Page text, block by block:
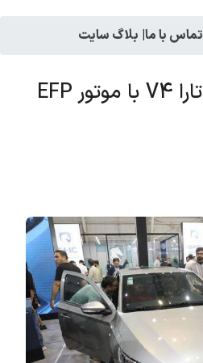
تماس با ما| بلاگ سایت
نسخه توربوشارژ تارا V4 با موتور EFP